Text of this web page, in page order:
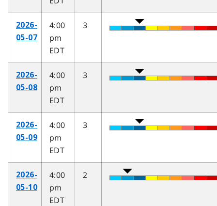
2026-
05-07
4:00
pm
EDT
3
2026-
05-08
4:00
pm
EDT
3
2026-
05-09
4:00
pm
EDT
3
2026-
05-10
4:00
pm
EDT
2